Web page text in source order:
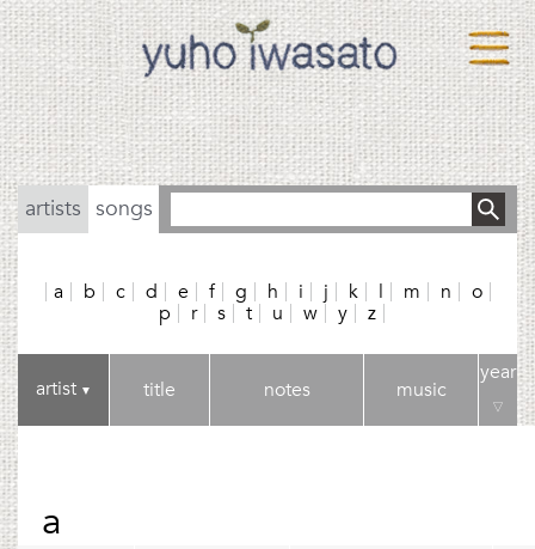
artists songs
a b c d e f g h i j k l m n
o
p
r s t u w y z
artist▼ title notes music
year
▽
a